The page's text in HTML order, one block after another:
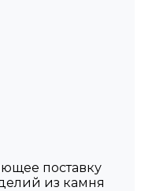
поставку
из камня